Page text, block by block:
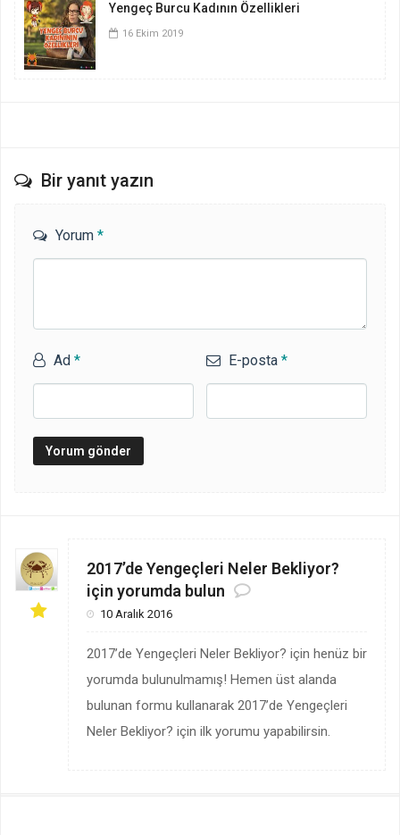
Yengeç Burcu Kadının Özellikleri
16 Ekim 2019
Bir yanıt yazın
Yorum *
Ad * E-posta*
2017’de Yengeçleri Neler Bekliyor?
için yorumda bulun
10 Aralık 2016
2017’de Yengeçleri Neler Bekliyor? için henüz bir
yorumda bulunulmamış! Hemen üst alanda
bulunan formu kullanarak 2017’de Yengeçleri
Neler Bekliyor? için ilk yorumu yapabilirsin.